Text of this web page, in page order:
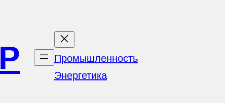
Промышленность
Энергетика